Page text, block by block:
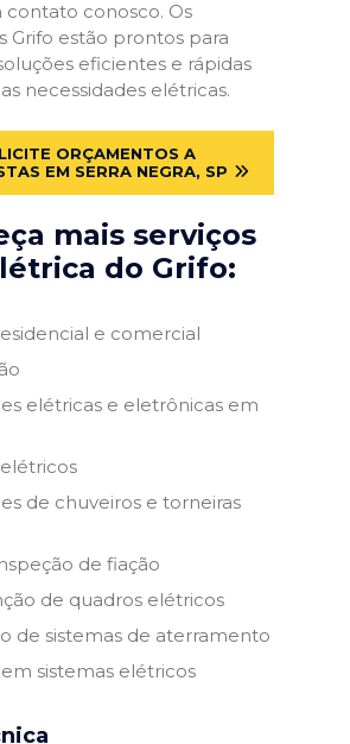
contato conosco. Os
Grifo estão prontos para
eficientes e rápidas
necessidades elétricas.
ORÇAMENTOS A
EM SERRA NEGRA, SP
mais serviços
do Grifo:
e comercial
elétricas e eletrônicas em
de chuveiros e torneiras
de fiação
de quadros elétricos
de sistemas de aterramento
sistemas elétricos